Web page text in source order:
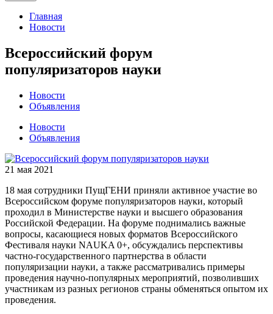
Главная
Новости
Всероссийский форум
популяризаторов науки
Новости
Объявления
Новости
Объявления
21 мая 2021
18 мая сотрудники ПущГЕНИ приняли активное участие во
Всероссийском форуме популяризаторов науки, который
проходил в Министерстве науки и высшего образования
Российской Федерации. На форуме поднимались важные
вопросы, касающиеся новых форматов Всероссийского
Фестиваля науки NAUKA 0+, обсуждались перспективы
частно-государственного партнерства в области
популяризации науки, а также рассматривались примеры
проведения научно-популярных мероприятий, позволивших
участникам из разных регионов страны обменяться опытом их
проведения.